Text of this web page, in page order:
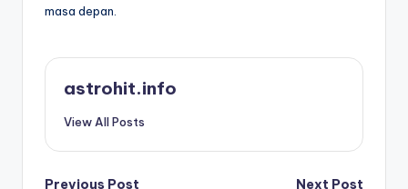
masa depan.
astrohit.info
View All Posts
Previous Post
Next Post